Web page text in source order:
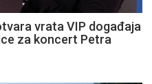
vrata VIP događaja
za koncert Petra